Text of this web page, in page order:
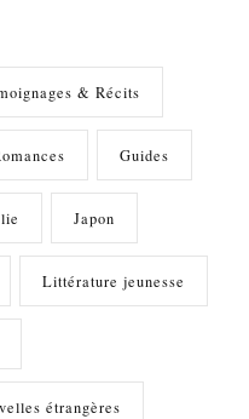
& Récits
Guides
Japon
Littérature jeunesse
étrangères